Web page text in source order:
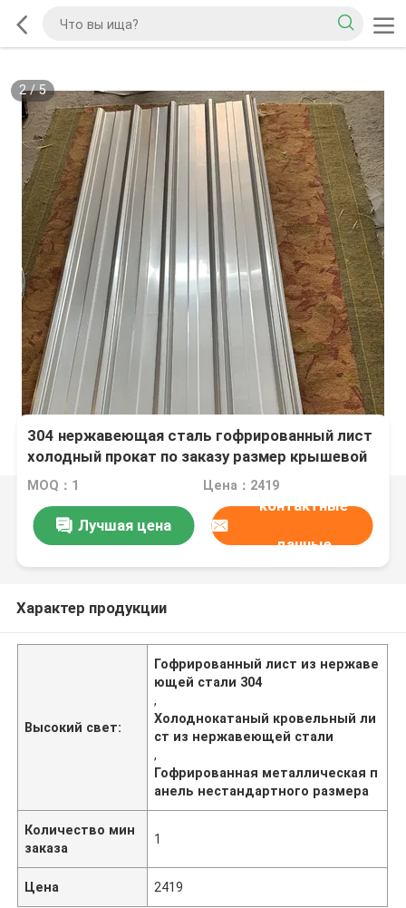
2/5
304 нержавеющая сталь гофрированный лист
холодный прокат по заказу размер крышевой
панель для строительства
MOQ：1 Цена：2419
Лучшая цена
контактные
данные
Характер продукции
Высокий свет:
Гофрированный лист из нержаве
ющей стали 304
,
Холоднокатаный кровельный ли
ст из нержавеющей стали
,
Гофрированная металлическая п
анель нестандартного размера
Количество мин
заказа
1
Цена 2419